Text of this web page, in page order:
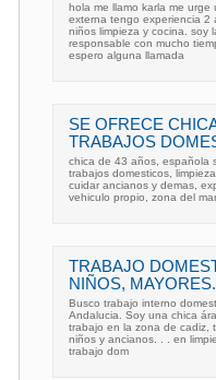
hola me llamo karla me
externa tengo experiencia 2
niños limpieza y cocina. soy
responsable con mucho
espero alguna llamada
SE OFRECE
TRABAJOS
chica de 43 años, española
trabajos domesticos,
cuidar ancianos y demas,
vehiculo propio, zona del
TRABAJO
NIÑOS, MAYORES.
Busco trabajo interno
Andalucia. Soy una chica
trabajo en la zona de cadiz,
niños y ancianos. . . en
trabajo dom